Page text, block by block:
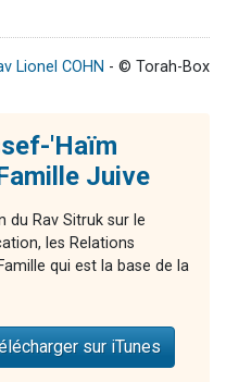
Lionel COHN - © Torah-Box
'Haïm
Juive
du Rav Sitruk sur le
les Relations
qui est la base de la
sur iTunes